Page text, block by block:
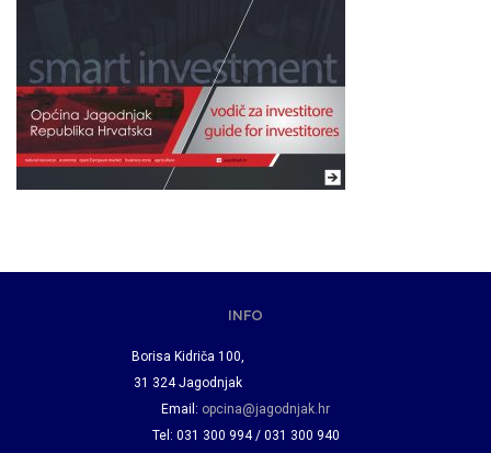
INFO
Borisa Kidriča 100,
31 324 Jagodnjak
Email: opcina@jagodnjak.hr
Tel: 031 300 994 / 031 300 940